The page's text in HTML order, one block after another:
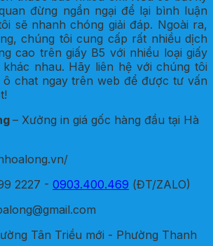
đừng ngần ngại để lại bình luận
sẽ nhanh chóng giải đáp. Ngoài ra,
chúng tôi cung cấp rất nhiều dịch
cao trên giấy B5 với nhiều loại giấy
nhau. Hãy liên hệ với chúng tôi
chat ngay trên web để được tư vấn
– Xưởng in giá gốc hàng đầu tại Hà
2227 - 0903.400.469 (ĐT/ZALO)
Tân Triều mới - Phường Thanh